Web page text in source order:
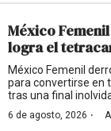
México
logra el
México Femenil
para convertirse en
tras una final
6 de agosto, 2026 ·